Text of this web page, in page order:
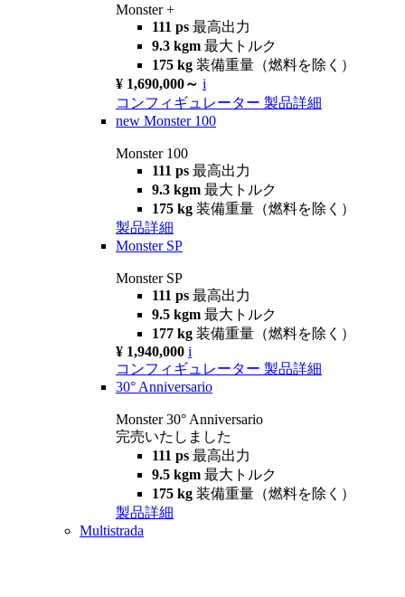
Monster +
111 ps 最高出力
9.3 kgm 最大トルク
175 kg 装備重量（燃料を除く）
¥ 1,690,000～ i
コンフィギュレーター 製品詳細
new Monster 100
Monster 100
111 ps 最高出力
9.3 kgm 最大トルク
175 kg 装備重量（燃料を除く）
製品詳細
Monster SP
Monster SP
111 ps 最高出力
9.5 kgm 最大トルク
177 kg 装備重量（燃料を除く）
¥ 1,940,000 i
コンフィギュレーター 製品詳細
30° Anniversario
Monster 30° Anniversario
完売いたしました
111 ps 最高出力
9.5 kgm 最大トルク
175 kg 装備重量（燃料を除く）
製品詳細
Multistrada